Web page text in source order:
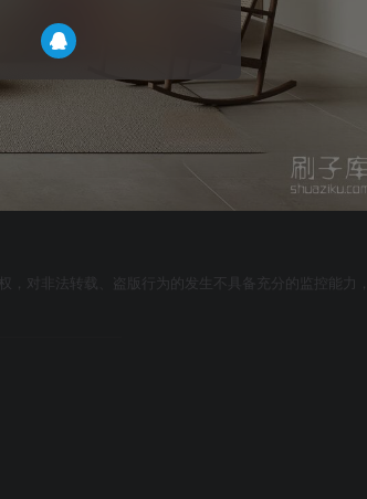
对非法转载、盗版行为的发生不具备充分的监控能力